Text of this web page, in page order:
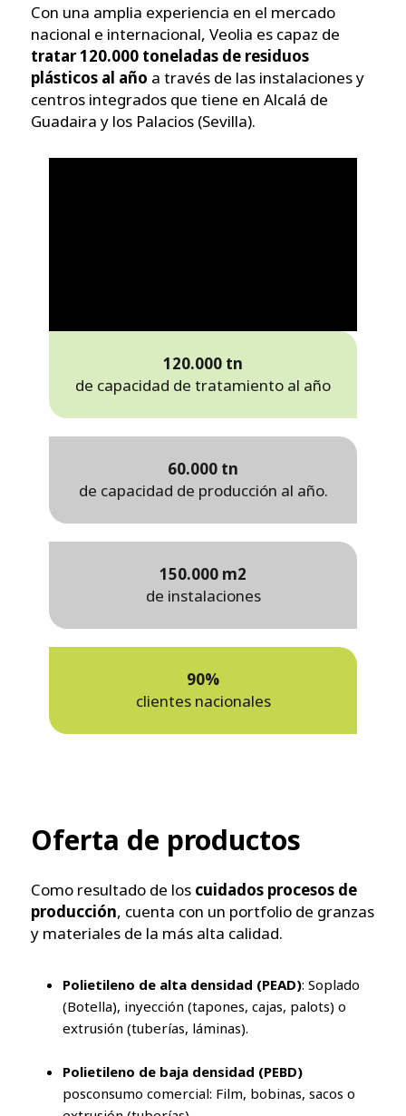
Con una amplia experiencia en el mercado
nacional e internacional, Veolia es capaz de
tratar 120.000 toneladas de residuos
plásticos al año a través de las instalaciones y
centros integrados que tiene en Alcalá de
Guadaira y los Palacios (Sevilla).
120.000 tn
de capacidad de tratamiento al año
60.000 tn
de capacidad de producción al año.
150.000 m2
de instalaciones
90%
clientes nacionales
Oferta de productos
Como resultado de los cuidados procesos de
producción, cuenta con un portfolio de granzas
y materiales de la más alta calidad.
Polietileno de alta densidad (PEAD): Soplado
(Botella), inyección (tapones, cajas, palots) o
extrusión (tuberías, láminas).
Polietileno de baja densidad (PEBD)
posconsumo comercial: Film, bobinas, sacos o